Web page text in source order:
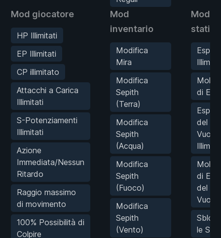
Mod giocatore
HP Illimitati
EP Illimitati
CP illimitato
Attacchi a Carica
Illimitati
S-Potenziamenti
Illimitati
Azione
Immediata/Nessun
Ritardo
Raggio massimo
di movimento
100% Possibilità di
Colpire
Mod
inventario
Modifica
Mira
Modifica
Sepith
(Terra)
Modifica
Sepith
(Acqua)
Modifica
Sepith
(Fuoco)
Modifica
Sepith
(Vento)
Mod
di Exp
del
Vuoto
di
del
Vuoto
le S-